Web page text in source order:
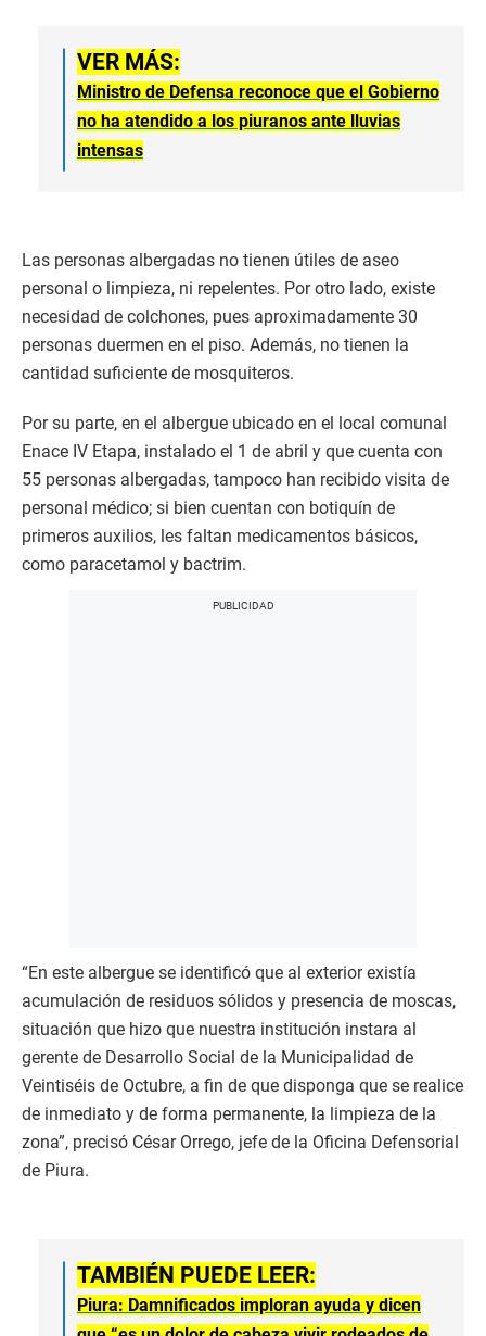
VER MÁS:
Ministro de Defensa reconoce que el Gobierno
no ha atendido a los piuranos ante lluvias
intensas
Las personas albergadas no tienen útiles de aseo
personal o limpieza, ni repelentes. Por otro lado, existe
necesidad de colchones, pues aproximadamente 30
personas duermen en el piso. Además, no tienen la
cantidad suficiente de mosquiteros.
Por su parte, en el albergue ubicado en el local comunal
Enace IV Etapa, instalado el 1 de abril y que cuenta con
55 personas albergadas, tampoco han recibido visita de
personal médico; si bien cuentan con botiquín de
primeros auxilios, les faltan medicamentos básicos,
como paracetamol y bactrim.
“En este albergue se identificó que al exterior existía
acumulación de residuos sólidos y presencia de moscas,
situación que hizo que nuestra institución instara al
gerente de Desarrollo Social de la Municipalidad de
Veintiséis de Octubre, a fin de que disponga que se realice
de inmediato y de forma permanente, la limpieza de la
zona”, precisó César Orrego, jefe de la Oficina Defensorial
de Piura.
TAMBIÉN PUEDE LEER:
Piura: Damnificados imploran ayuda y dicen